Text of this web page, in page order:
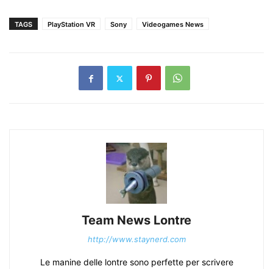
TAGS PlayStation VR Sony Videogames News
Team News Lontre
http://www.staynerd.com
Le manine delle lontre sono perfette per scrivere